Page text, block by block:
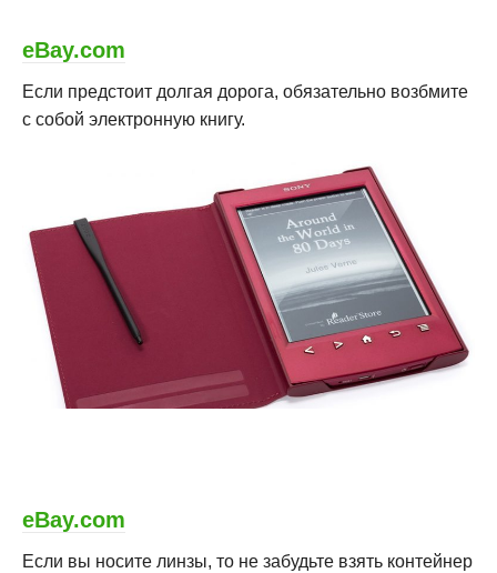
eBay.com
Если предстоит долгая дорога, обязательно возбмите
с собой электронную книгу.
eBay.com
Если вы носите линзы, то не забудьте взять контейнер